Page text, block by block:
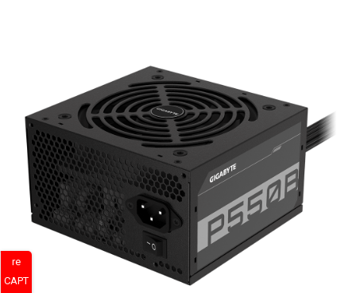
re
CAPT